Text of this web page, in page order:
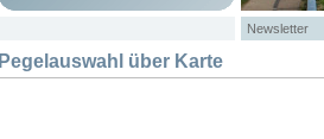
Newsletter
Pegelauswahl über Karte